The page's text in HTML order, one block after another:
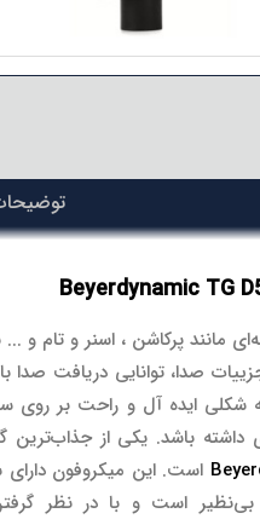
مانند پرکاشن ، اسنر و تام و ...
صدا، توانایی دریافت صدا
شکلی ایده آل و راحت بر روی
داشته باشد. یکی از جذاب‌ترین
است. این میکروفون دارای
است و با در نظر